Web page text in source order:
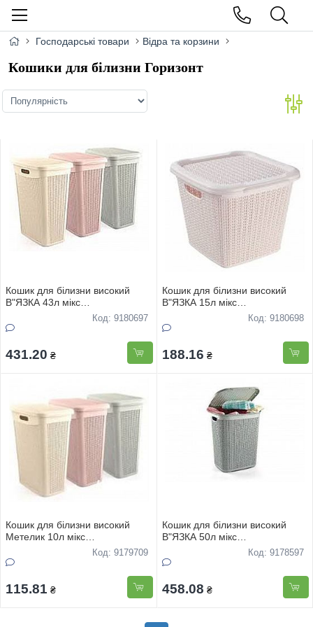
Господарські товари Відра та корзини
Кошики для білизни Горизонт
Кошик для бiлизни високий
В"ЯЗКА 43л мiкс
кольорiв(Туреччина)Код: 9180697
431.20 ₴
Кошик для бiлизни високий
В"ЯЗКА 15л мiкс
кольорiв(Туреччина)Код: 9180698
188.16 ₴
Кошик для бiлизни високий
Метелик 10л мiкс
кольорiв(Туреччина)Код: 9179709
115.81 ₴
Кошик для бiлизни високий
В"ЯЗКА 50л мiкс
кольорiв(Туреччина)Код: 9178597
458.08 ₴